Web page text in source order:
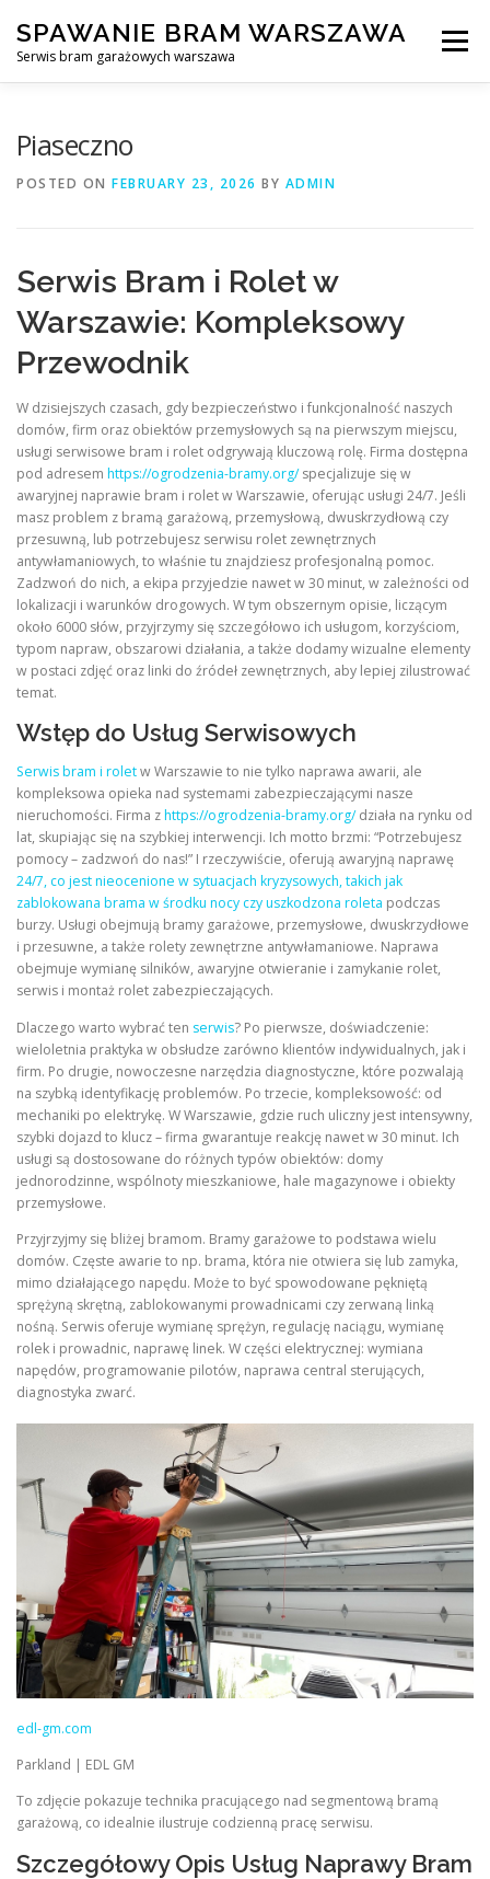
content
SPAWANIE BRAM WARSZAWA
Serwis bram garażowych warszawa
Menu
Piaseczno
POSTED ON FEBRUARY 23, 2026 BY ADMIN
Serwis Bram i Rolet w
Warszawie: Kompleksowy
Przewodnik
W dzisiejszych czasach, gdy bezpieczeństwo i funkcjonalność naszych
domów, firm oraz obiektów przemysłowych są na pierwszym miejscu,
usługi serwisowe bram i rolet odgrywają kluczową rolę. Firma dostępna
pod adresem https://ogrodzenia-bramy.org/specjalizuje się w
awaryjnej naprawie bram i rolet w Warszawie, oferując usługi 24/7. Jeśli
masz problem z bramą garażową, przemysłową, dwuskrzydłową czy
przesuwną, lub potrzebujesz serwisu rolet zewnętrznych
antywłamaniowych, to właśnie tu znajdziesz profesjonalną pomoc.
Zadzwoń do nich, a ekipa przyjedzie nawet w 30 minut, w zależności od
lokalizacji i warunków drogowych. W tym obszernym opisie, liczącym
około 6000 słów, przyjrzymy się szczegółowo ich usługom, korzyściom,
typom napraw, obszarowi działania, a także dodamy wizualne elementy
w postaci zdjęć oraz linki do źródeł zewnętrznych, aby lepiej zilustrować
temat.
Wstęp do Usług Serwisowych
Serwis bram i roletw Warszawie to nie tylko naprawa awarii, ale
kompleksowa opieka nad systemami zabezpieczającymi nasze
nieruchomości. Firma zhttps://ogrodzenia-bramy.org/działa na rynku od
lat, skupiając się na szybkiej interwencji. Ich motto brzmi: “Potrzebujesz
pomocy – zadzwoń do nas!” I rzeczywiście, oferują awaryjną naprawę
24/7, co jest nieocenione w sytuacjach kryzysowych, takich jak
zablokowana brama w środku nocy czy uszkodzona roleta podczas
burzy. Usługi obejmują bramy garażowe, przemysłowe, dwuskrzydłowe
i przesuwne, a także rolety zewnętrzne antywłamaniowe. Naprawa
obejmuje wymianę silników, awaryjne otwieranie i zamykanie rolet,
serwis i montaż rolet zabezpieczających.
Dlaczego warto wybrać ten serwis? Po pierwsze, doświadczenie:
wieloletnia praktyka w obsłudze zarówno klientów indywidualnych, jak i
firm. Po drugie, nowoczesne narzędzia diagnostyczne, które pozwalają
na szybką identyfikację problemów. Po trzecie, kompleksowość: od
mechaniki po elektrykę. W Warszawie, gdzie ruch uliczny jest intensywny,
szybki dojazd to klucz – firma gwarantuje reakcję nawet w 30 minut. Ich
usługi są dostosowane do różnych typów obiektów: domy
jednorodzinne, wspólnoty mieszkaniowe, hale magazynowe i obiekty
przemysłowe.
Przyjrzyjmy się bliżej bramom. Bramy garażowe to podstawa wielu
domów. Częste awarie to np. brama, która nie otwiera się lub zamyka,
mimo działającego napędu. Może to być spowodowane pękniętą
sprężyną skrętną, zablokowanymi prowadnicami czy zerwaną linką
nośną. Serwis oferuje wymianę sprężyn, regulację naciągu, wymianę
rolek i prowadnic, naprawę linek. W części elektrycznej: wymiana
napędów, programowanie pilotów, naprawa central sterujących,
diagnostyka zwarć.
edl-gm.com
Parkland | EDL GM
To zdjęcie pokazuje technika pracującego nad segmentową bramą
garażową, co idealnie ilustruje codzienną pracę serwisu.
Szczegółowy Opis Usług Naprawy Bram